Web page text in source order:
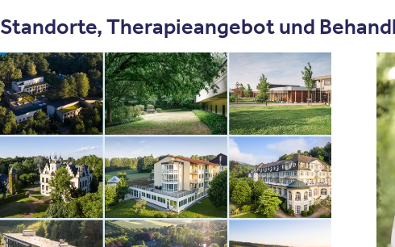
Standorte, Therapieangebot und